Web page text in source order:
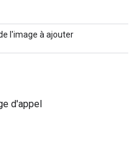
l'image à ajouter
d'appel